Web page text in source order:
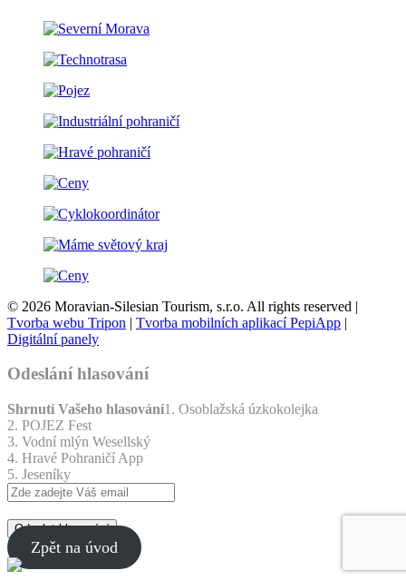
© 2026 Moravian-Silesian Tourism, s.r.o. All rights reserved |
Tvorba webu Tripon | Tvorba mobilních aplikací PepiApp |
Digitální panely
Odeslání hlasování
Shrnutí Vašeho hlasování1. Osoblažská úzkokolejka
2. POJEZ Fest
3. Vodní mlýn Wesellský
4. Hravé Pohraničí App
5. Jeseníky
Odeslat hlasování
Zpět na úvod